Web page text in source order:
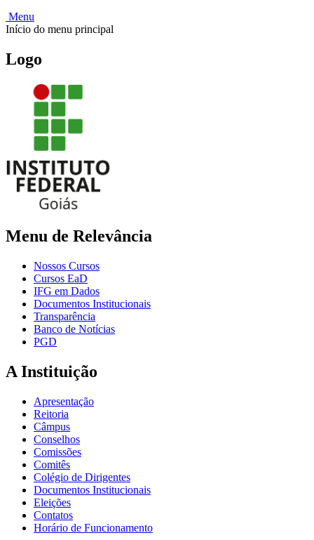
Menu
Início do menu principal
Logo
Menu de Relevância
Nossos Cursos
Cursos EaD
IFG em Dados
Documentos Institucionais
Transparência
Banco de Notícias
PGD
A Instituição
Apresentação
Reitoria
Câmpus
Conselhos
Comissões
Comitês
Colégio de Dirigentes
Documentos Institucionais
Eleições
Contatos
Horário de Funcionamento